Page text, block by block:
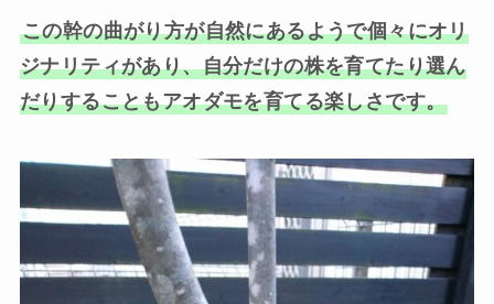
この幹の曲がり方が自然にあるようで個々にオリ
ジナリティがあり、自分だけの株を育てたり選ん
だりすることもアオダモを育てる楽しさです。